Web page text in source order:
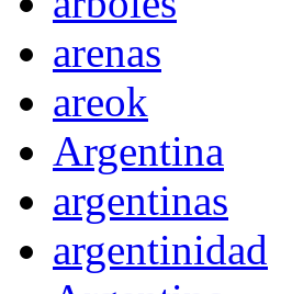
arenas
areok
Argentina
argentinas
argentinidad